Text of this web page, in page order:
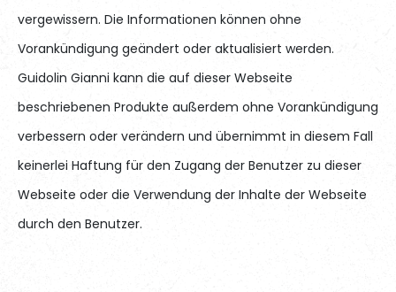
vergewissern. Die Informationen können ohne
Vorankündigung geändert oder aktualisiert werden.
Guidolin Gianni kann die auf dieser Webseite
beschriebenen Produkte außerdem ohne Vorankündigung
verbessern oder verändern und übernimmt in diesem Fall
keinerlei Haftung für den Zugang der Benutzer zu dieser
Webseite oder die Verwendung der Inhalte der Webseite
durch den Benutzer.